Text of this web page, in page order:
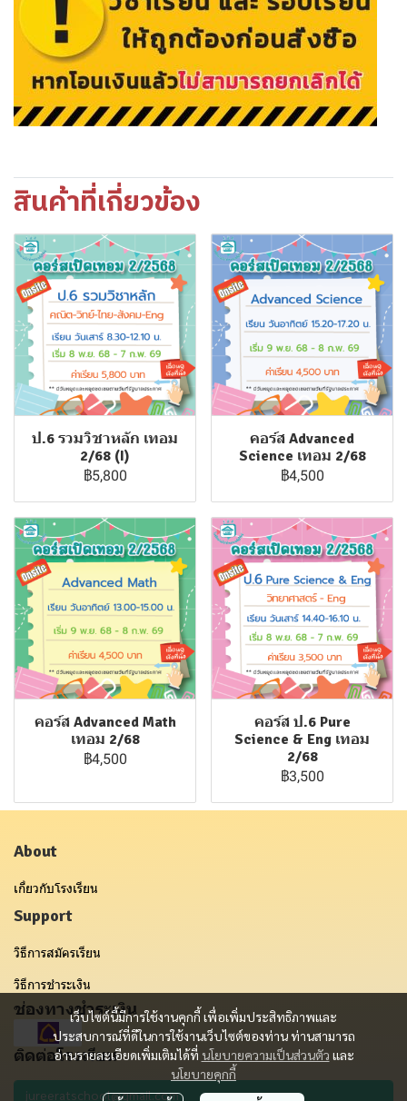
สินค้าที่เกี่ยวข้อง
ป.6 รวมวิชาหลัก เทอม
2/68 (I)
฿5,800
คอร์ส Advanced
Science เทอม 2/68
฿4,500
คอร์ส Advanced Math
เทอม 2/68
฿4,500
คอร์ส ป.6 Pure
Science & Eng เทอม
2/68
฿3,500
เว็บไซต์นี้มีการใช้งานคุกกี้ เพื่อเพิ่มประสิทธิภาพและ
ประสบการณ์ที่ดีในการใช้งานเว็บไซต์ของท่าน ท่านสามารถ
อ่านรายละเอียดเพิ่มเติมได้ที่ นโยบายความเป็นส่วนตัว และ
นโยบายคุกกี้
About
เกี่ยวกับโรงเรียน
Support
วิธีการสมัครเรียน
วิธีการชำระเงิน
ช่องทางชำระเงิน
ติดต่อโรงเรียน